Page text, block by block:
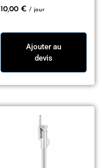
10,00 € / jour
Ajouter au
devis